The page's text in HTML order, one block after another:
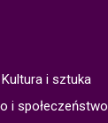
Kultura i sztuka
i społeczeństwo